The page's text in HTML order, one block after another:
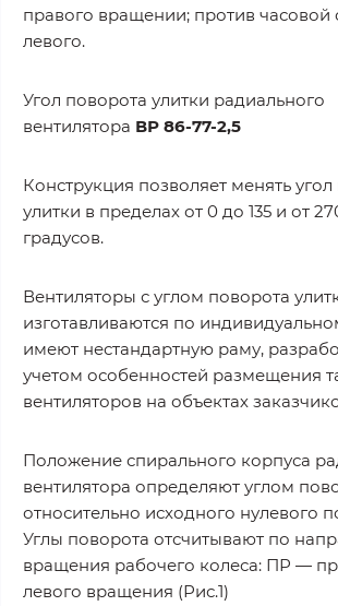
правого вращении; против часовой
левого.
Угол поворота улитки радиального
вентилятора ВР 86-77-2,5
Конструкция позволяет менять
улитки в пределах от 0 до 135 и от
градусов.
Вентиляторы с углом поворота
изготавливаются по
имеют нестандартную раму,
учетом особенностей размещения
вентиляторов на объектах
Положение спирального корпуса
вентилятора определяют углом
относительно исходного нулевого
Углы поворота отсчитывают по
вращения рабочего колеса: ПР —
левого вращения (Рис.1)